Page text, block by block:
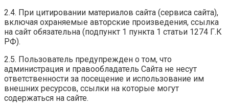
2.4. При цитировании материалов сайта (сервиса сайта),
включая охраняемые авторские произведения, ссылка
на сайт обязательна (подпункт 1 пункта 1 статьи 1274 Г.К
РФ).
2.5. Пользователь предупрежден о том, что
администрация и правообладатель Сайта не несут
ответственности за посещение и использование им
внешних ресурсов, ссылки на которые могут
содержаться на сайте.